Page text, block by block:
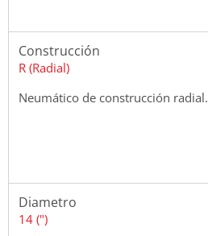
Construcción
R (Radial)
Neumático de construcción radial.
Diametro
14 (")